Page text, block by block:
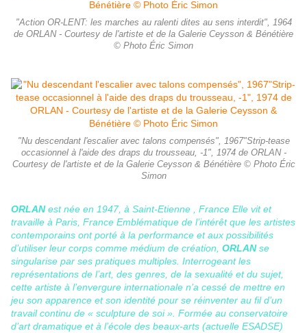
"Action OR-LENT: les marches au ralenti dites au sens interdit", 1964
de ORLAN - Courtesy de l'artiste et de la Galerie Ceysson & Bénétière
© Photo Éric Simon
"Nu descendant l'escalier avec talons compensés", 1967"Strip-tease
occasionnel à l'aide des draps du trousseau, -1", 1974 de ORLAN -
Courtesy de l'artiste et de la Galerie Ceysson & Bénétière © Photo Éric
Simon
ORLANest née en 1947, à Saint-Etienne , France Elle vit et
travaille à Paris, France Emblématique de l’intérêt que les artistes
contemporains ont porté à la performance et aux possibilités
d’utiliser leur corps comme médium de création, ORLANse
singularise par ses pratiques multiples. Interrogeant les
représentations de l’art, des genres, de la sexualité et du sujet,
cette artiste à l’envergure internationale n’a cessé de mettre en
jeu son apparence et son identité pour se réinventer au fil d’un
travail continu de « sculpture de soi ». Formée au conservatoire
d’art dramatique et à l’école des beaux-arts (actuelle ESADSE)